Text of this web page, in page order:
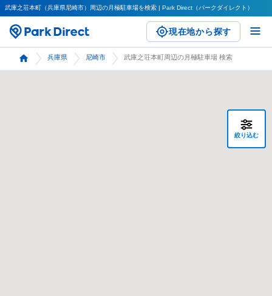
武庫之荘本町（兵庫県尼崎市）周辺の月極駐車場を検索 | Park Direct（パークダイレクト）
現在地から探す
兵庫県 尼崎市 武庫之荘本町周辺の月極駐車場 検索
絞り込む